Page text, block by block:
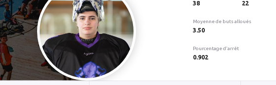
38 22
Moyenne de buts alloués
3.50
Pourcentage d'arrêt
0.902